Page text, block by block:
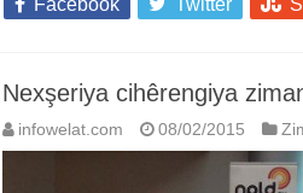
Facebook Twitter
Nexşeriya cihêrengiya
infowelat.com 08/02/2015